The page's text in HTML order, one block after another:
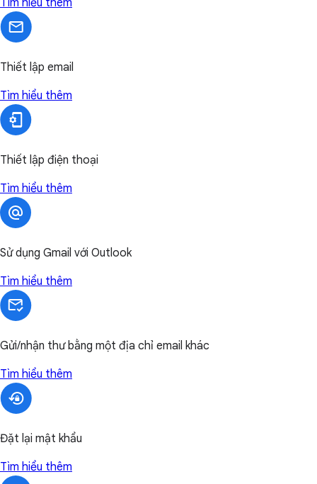
Tìm hiểu thêm
Thiết lập email
Tìm hiểu thêm
Thiết lập điện thoại
Tìm hiểu thêm
Sử dụng Gmail với Outlook
Tìm hiểu thêm
Gửi/nhận thư bằng một địa chỉ email khác
Tìm hiểu thêm
Đặt lại mật khẩu
Tìm hiểu thêm